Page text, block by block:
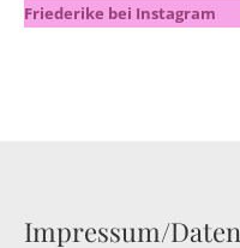
Friederike bei Instagram
Impressum/